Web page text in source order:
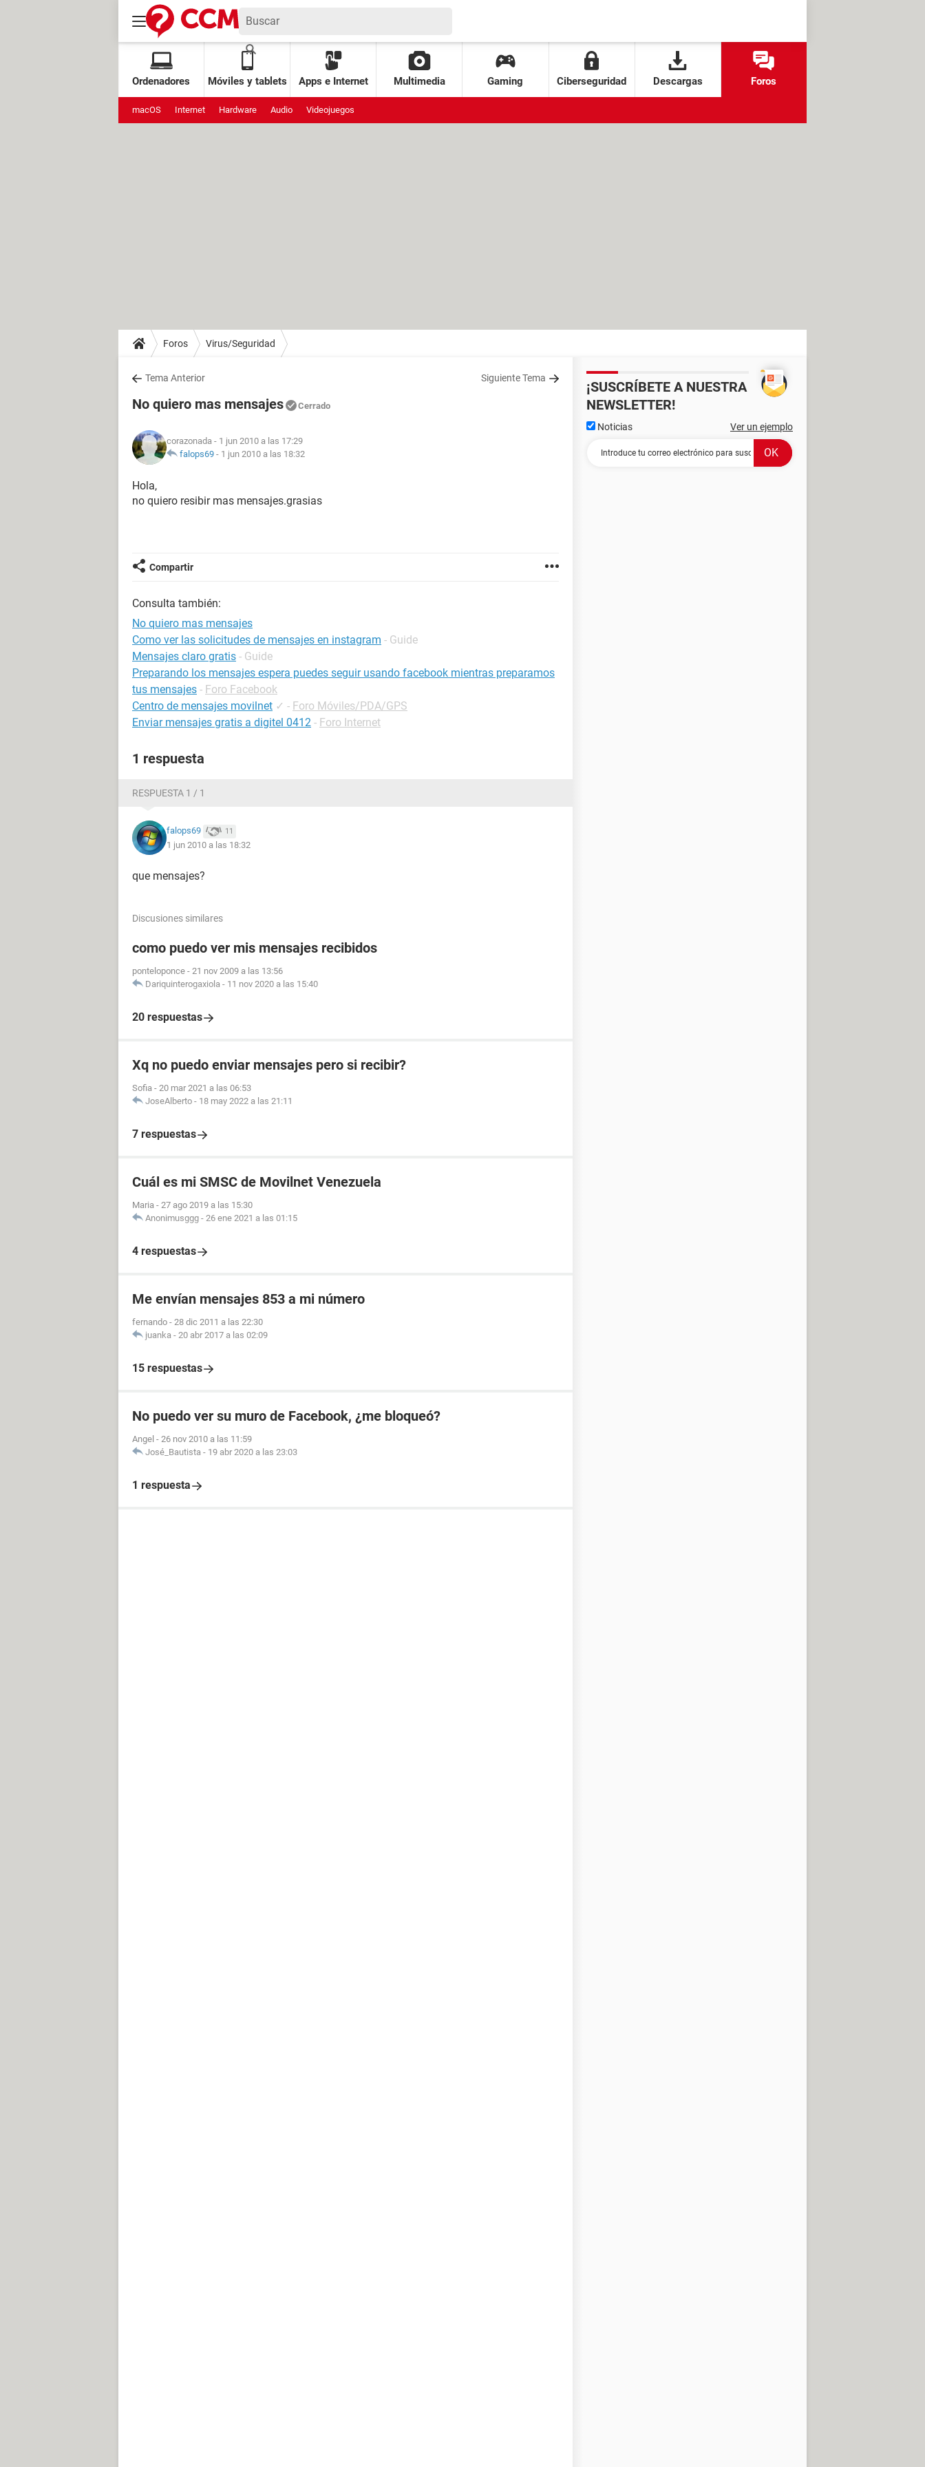
Ordenadores Móviles y tablets Apps e Internet Multimedia Gaming Ciberseguridad Descargas Foros
macOS Internet Hardware Audio Videojuegos
Foros Virus/Seguridad
Tema Anterior Siguiente Tema
No quiero mas mensajes Cerrado
corazonada - 1 jun 2010 a las 17:29
falops69 - 1 jun 2010 a las 18:32
Hola,
no quiero resibir mas mensajes.grasias
Compartir
Consulta también:
No quiero mas mensajes
Como ver las solicitudes de mensajes en instagram - Guide
Mensajes claro gratis - Guide
Preparando los mensajes espera puedes seguir usando facebook mientras preparamos
tus mensajes - Foro Facebook
Centro de mensajes movilnet ✓ - Foro Móviles/PDA/GPS
Enviar mensajes gratis a digitel 0412 - Foro Internet
1 respuesta
RESPUESTA 1 / 1
falops69 11
1 jun 2010 a las 18:32
que mensajes?
Discusiones similares
como puedo ver mis mensajes recibidos
ponteloponce - 21 nov 2009 a las 13:56
Dariquinterogaxiola - 11 nov 2020 a las 15:40
20 respuestas
Xq no puedo enviar mensajes pero si recibir?
Sofia - 20 mar 2021 a las 06:53
JoseAlberto - 18 may 2022 a las 21:11
7 respuestas
Cuál es mi SMSC de Movilnet Venezuela
Maria - 27 ago 2019 a las 15:30
Anonimusggg - 26 ene 2021 a las 01:15
4 respuestas
Me envían mensajes 853 a mi número
fernando - 28 dic 2011 a las 22:30
juanka - 20 abr 2017 a las 02:09
15 respuestas
No puedo ver su muro de Facebook, ¿me bloqueó?
Angel - 26 nov 2010 a las 11:59
José_Bautista - 19 abr 2020 a las 23:03
1 respuesta
¡SUSCRÍBETE A NUESTRA
NEWSLETTER!
Noticias Ver un ejemplo